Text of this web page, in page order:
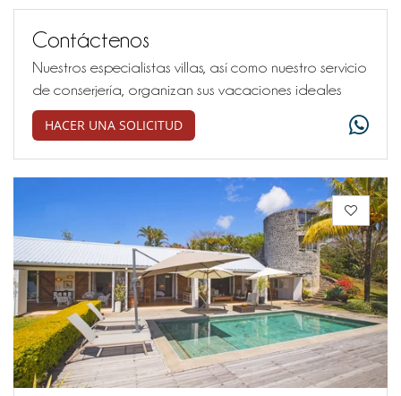
Contáctenos
Nuestros especialistas villas, así como nuestro servicio
de conserjería, organizan sus vacaciones ideales
HACER UNA SOLICITUD